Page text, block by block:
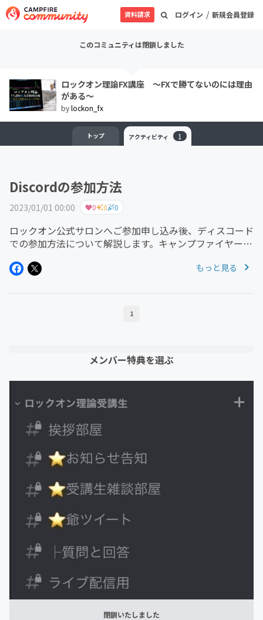
ログイン / 新規会員登録
資料請求
このコミュニティは閉鎖しました
ロックオン理論FX講座 ～FXで勝てないのには理由
がある～
bylockon_fx
トップ アクティビティ 1
Discordの参加方法
2023/01/01 00:00 0 0 0
ロックオン公式サロンへご参加申し込み後、ディスコード
での参加方法について解説します。キャンプファイヤーで
プファイヤーで登録したメールアドレスに届きます。サン
もっと見る
1
メンバー特典を選ぶ
閉鎖いたしました